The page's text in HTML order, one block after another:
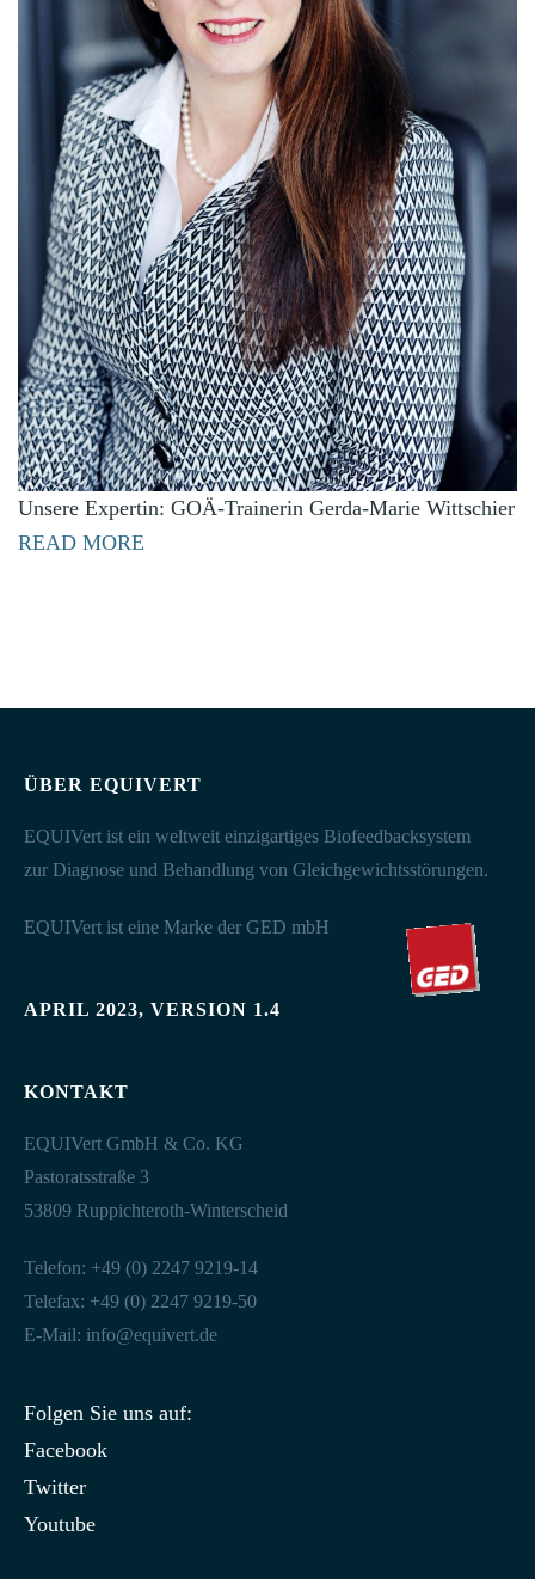
Unsere Expertin: GOÄ-Trainerin Gerda-Marie Wittschier
READ MORE
ÜBER EQUIVERT
EQUIVert ist ein weltweit einzigartiges Biofeedbacksystem
zur Diagnose und Behandlung von Gleichgewichtsstörungen.
EQUIVert ist eine Marke der GED mbH
APRIL 2023, VERSION 1.4
KONTAKT
EQUIVert GmbH & Co. KG
Pastoratsstraße 3
53809 Ruppichteroth-Winterscheid
Telefon: +49 (0) 2247 9219-14
Telefax: +49 (0) 2247 9219-50
E-Mail: info@equivert.de
Folgen Sie uns auf:
Facebook
Twitter
Youtube